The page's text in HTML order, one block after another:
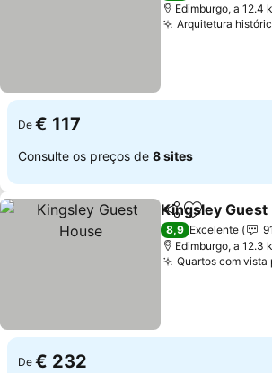
Edimburgo, a 12.4
Arquitetura
De € 117
Consulte os preços de 8 sites
PartilharAdicionar
Kingsley Guest
8,9 Excelente
Edimburgo, a 12.3
Quartos com vista
De € 232